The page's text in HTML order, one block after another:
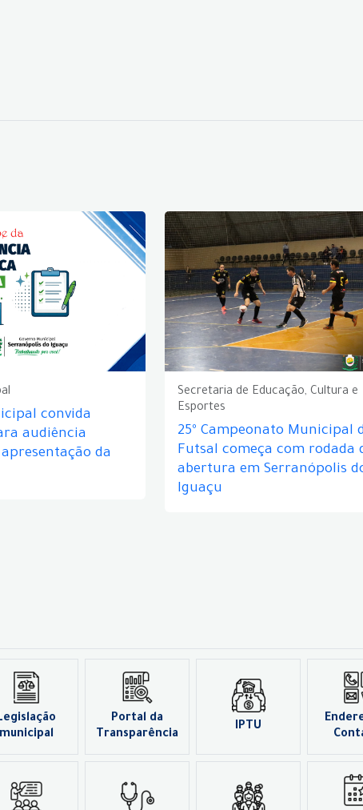
convida
audiência
da
Secretaria de Educação, Cultura e
Esportes
25º Campeonato Municipal
Futsal começa com rodada
abertura em Serranópolis
Iguaçu
municipal
Portal da
Transparência
IPTU